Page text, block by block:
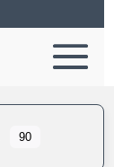
90